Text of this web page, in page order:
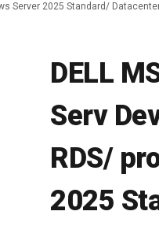
Server 2025 Standard/
DELL
Serv
RDS/
2025